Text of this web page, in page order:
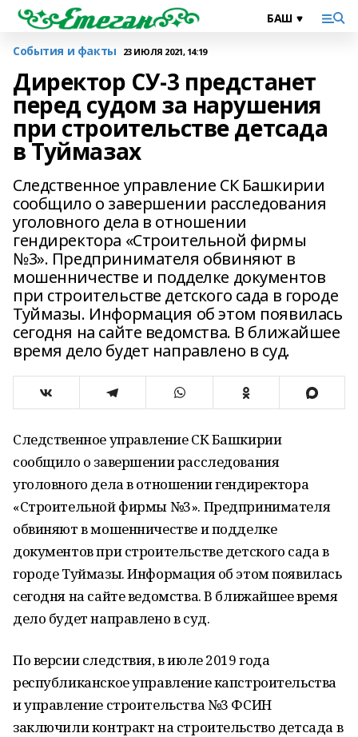
События и факты 23 ИЮЛЯ 2021, 14:19
Директор СУ-3 предстанет
перед судом за нарушения
при строительстве детсада
в Туймазах
Следственное управление СК Башкирии
сообщило о завершении расследования
уголовного дела в отношении
гендиректора «Строительной фирмы
№3». Предпринимателя обвиняют в
мошенничестве и подделке документов
при строительстве детского сада в городе
Туймазы. Информация об этом появилась
сегодня на сайте ведомства. В ближайшее
время дело будет направлено в суд.
Следственное управление СК Башкирии
сообщило о завершении расследования
уголовного дела в отношении гендиректора
«Строительной фирмы №3». Предпринимателя
обвиняют в мошенничестве и подделке
документов при строительстве детского сада в
городе Туймазы. Информация об этом появилась
сегодня на сайте ведомства. В ближайшее время
дело будет направлено в суд.
По версии следствия, в июле 2019 года
республиканское управление капстроительства
и управление строительства №3 ФСИН
заключили контракт на строительство детсада в